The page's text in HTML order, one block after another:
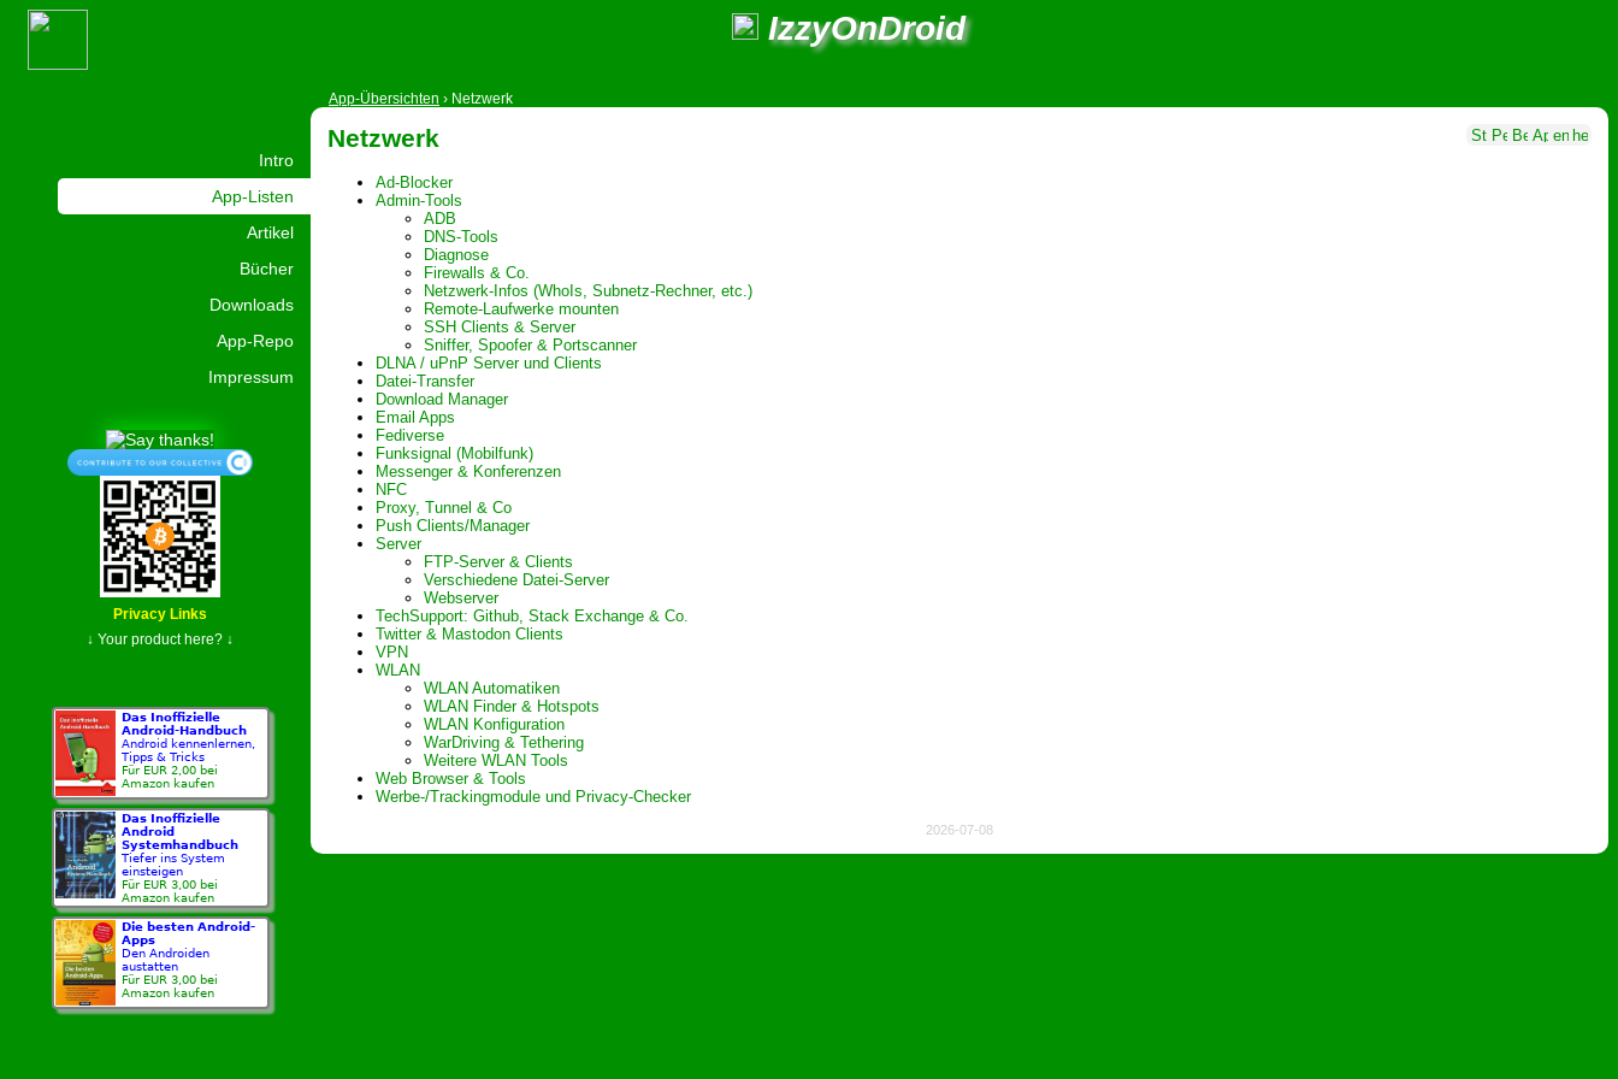
IzzyOnDroid
App-Übersichten › Netzwerk
Intro
App-Listen
Artikel
Bücher
Downloads
App-Repo
Impressum
Privacy Links
↓ Your product here? ↓
Das Inoffizielle
Android-Handbuch
Android kennenlernen,
Tipps & Tricks
Für EUR 2,00 bei
Amazon kaufen
Das Inoffizielle
Android
Systemhandbuch
Tiefer ins System
einsteigen
Für EUR 3,00 bei
Amazon kaufen
Die besten Android-
Apps
Den Androiden
austatten
Für EUR 3,00 bei
Amazon kaufen
Netzwerk
Ad-Blocker
Admin-Tools
ADB
DNS-Tools
Diagnose
Firewalls & Co.
Netzwerk-Infos (WhoIs, Subnetz-Rechner, etc.)
Remote-Laufwerke mounten
SSH Clients & Server
Sniffer, Spoofer & Portscanner
DLNA / uPnP Server und Clients
Datei-Transfer
Download Manager
Email Apps
Fediverse
Funksignal (Mobilfunk)
Messenger & Konferenzen
NFC
Proxy, Tunnel & Co
Push Clients/Manager
Server
FTP-Server & Clients
Verschiedene Datei-Server
Webserver
TechSupport: Github, Stack Exchange & Co.
Twitter & Mastodon Clients
VPN
WLAN
WLAN Automatiken
WLAN Finder & Hotspots
WLAN Konfiguration
WarDriving & Tethering
Weitere WLAN Tools
Web Browser & Tools
Werbe-/Trackingmodule und Privacy-Checker
2026-07-08